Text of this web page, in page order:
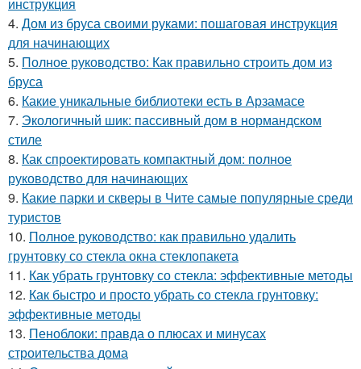
4. Дом из бруса своими руками: пошаговая инструкция
для начинающих
5. Полное руководство: Как правильно строить дом из
бруса
6. Какие уникальные библиотеки есть в Арзамасе
7. Экологичный шик: пассивный дом в нормандском
стиле
8. Как спроектировать компактный дом: полное
руководство для начинающих
9. Какие парки и скверы в Чите самые популярные среди
туристов
10. Полное руководство: как правильно удалить
грунтовку со стекла окна стеклопакета
11. Как убрать грунтовку со стекла: эффективные методы
12. Как быстро и просто убрать со стекла грунтовку:
эффективные методы
13. Пеноблоки: правда о плюсах и минусах
строительства дома